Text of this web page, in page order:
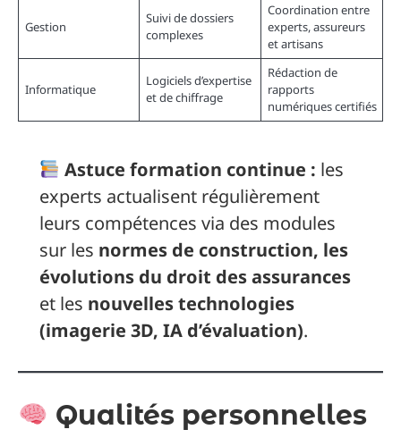
Gestion
Suivi de dossiers
complexes
Coordination entre
experts, assureurs
et artisans
Informatique
Logiciels d’expertise
et de chiffrage
Rédaction de
rapports
numériques certifiés
Astuce formation continue : les
experts actualisent régulièrement
leurs compétences via des modules
sur les normes de construction, les
évolutions du droit des assurances
et les nouvelles technologies
(imagerie 3D, IA d’évaluation).
Qualités personnelles